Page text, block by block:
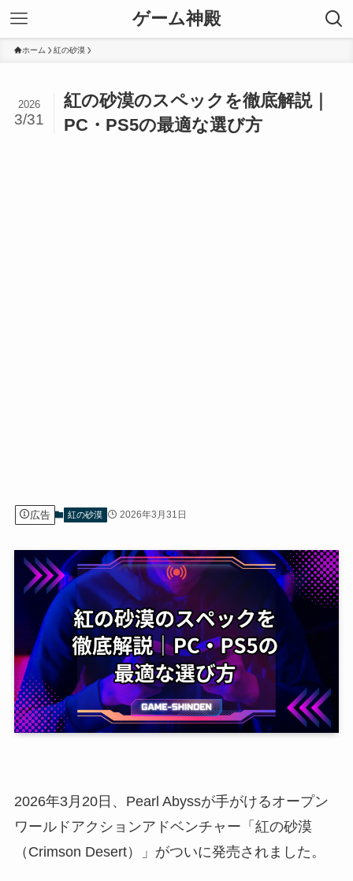
ゲーム神殿
ホーム 紅の砂漠
紅の砂漠のスペックを徹底解説｜
PC・PS5の最適な選び方
2026
3/31
広告 紅の砂漠 2026年3月31日
2026年3月20日、Pearl Abyssが手がけるオープン
ワールドアクションアドベンチャー「紅の砂漠
（Crimson Desert）」がついに発売されました。